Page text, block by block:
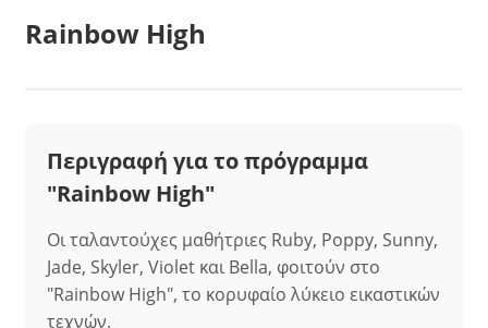
Rainbow High
Περιγραφή για το πρόγραμμα
"Rainbow High"
Οι ταλαντούχες μαθήτριες Ruby, Poppy, Sunny,
Jade, Skyler, Violet και Bella, φοιτούν στο
"Rainbow High", το κορυφαίο λύκειο εικαστικών
τεχνών.